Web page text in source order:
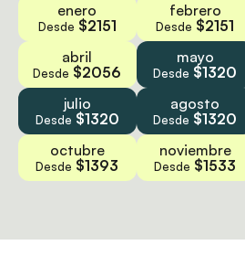
enero
Desde $2151
febrero
Desde $2151
abril
Desde $2056
mayo
Desde $1320
julio
Desde $1320
agosto
Desde $1320
octubre
Desde $1393
noviembre
Desde $1533